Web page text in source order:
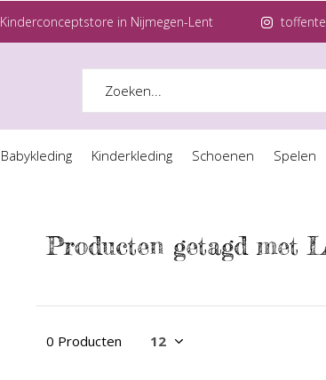
Babykleding Kinderkleding Schoenen Spelen
Kinderconceptstore in Nijmegen-Lent
Producten getagd met
0 Producten